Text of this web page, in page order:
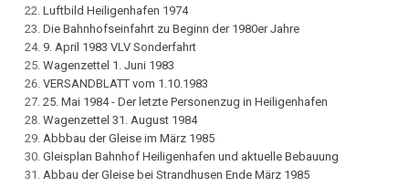
Luftbild Heiligenhafen 1974
Die Bahnhofseinfahrt zu Beginn der 1980er Jahre
9. April 1983 VLV Sonderfahrt
Wagenzettel 1. Juni 1983
VERSANDBLATT vom 1.10.1983
25. Mai 1984 - Der letzte Personenzug in Heiligenhafen
Wagenzettel 31. August 1984
Abbbau der Gleise im März 1985
Gleisplan Bahnhof Heiligenhafen und aktuelle Bebauung
Abbau der Gleise bei Strandhusen Ende März 1985